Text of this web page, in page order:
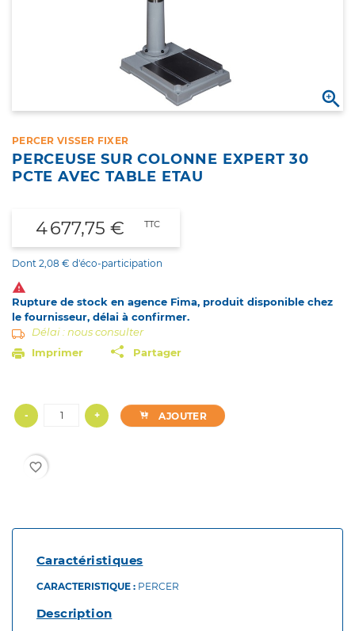

PERCER VISSER FIXER
PERCEUSE SUR COLONNE EXPERT 30
PCTE AVEC TABLE ETAU
4 677,75 € TTC
Dont 2,08 € d'éco-participation

Rupture de stock en agence Fima, produit disponible chez
le fournisseur, délai à confirmer.
Délai : nous consulter
Imprimer
Partager
- + AJOUTER
favorite_border
Caractéristiques
CARACTERISTIQUE : PERCER
Description